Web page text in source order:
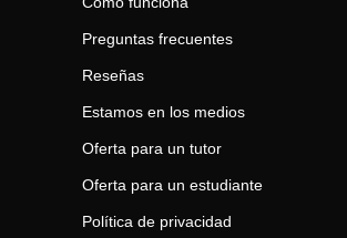
Preguntas frecuentes
Reseñas
Estamos en los medios
Oferta para un tutor
Oferta para un estudiante
Política de privacidad